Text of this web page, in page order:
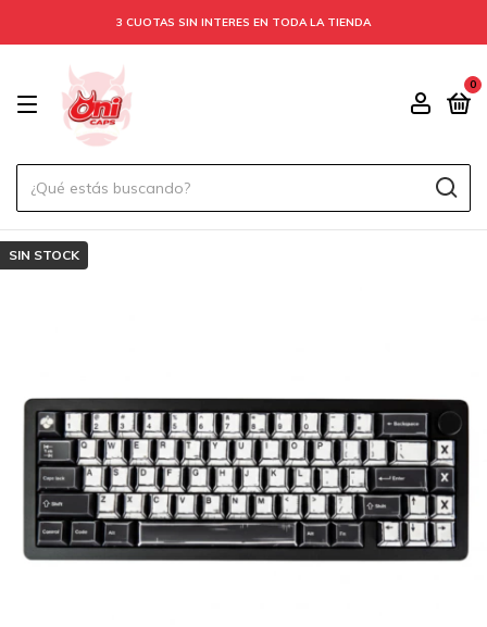
3 CUOTAS SIN INTERES EN TODA LA TIENDA
0
SIN STOCK